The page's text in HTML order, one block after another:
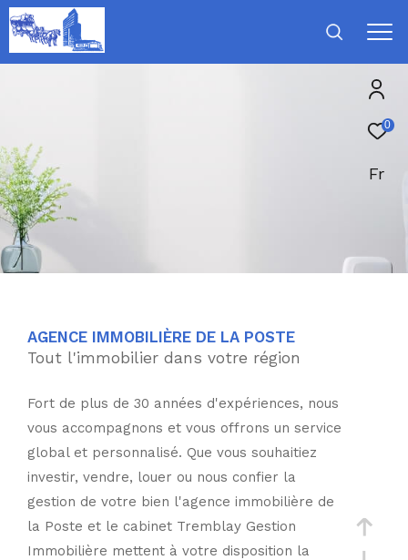
0
Fr
AGENCE IMMOBILIÈRE DE LA POSTE
Tout l'immobilier dans votre région
Fort de plus de 30 années d'expériences, nous
vous accompagnons et vous offrons un service
global et personnalisé. Que vous souhaitiez
investir, vendre, louer ou nous confier la
gestion de votre bien l'agence immobilière de
la Poste et le cabinet Tremblay Gestion
Immobilière mettent à votre disposition la